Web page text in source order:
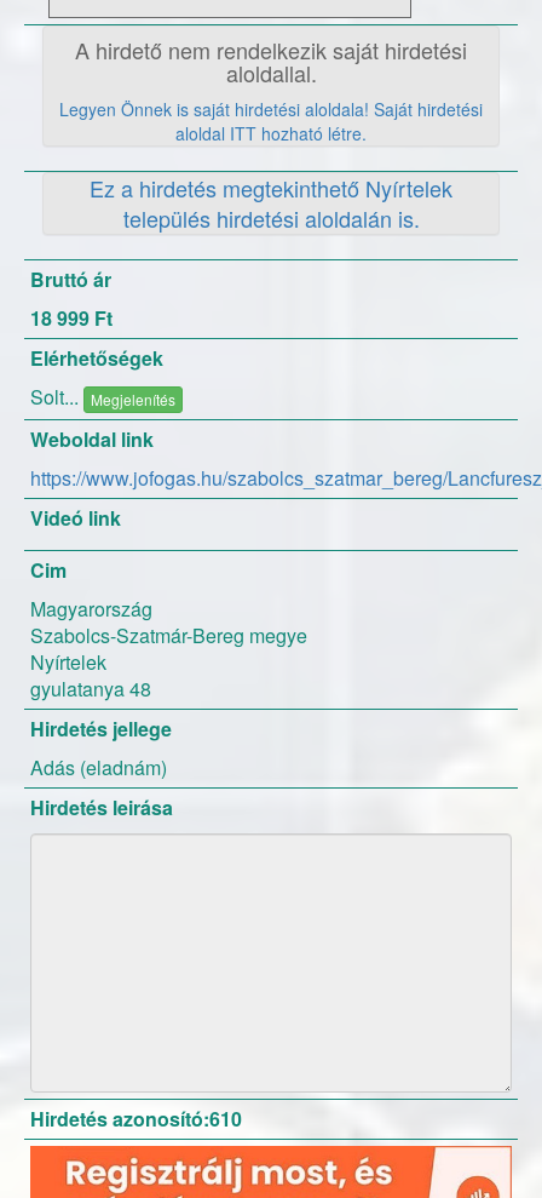
A hirdető nem rendelkezik saját hirdetési
aloldallal.
Legyen Önnek is saját hirdetési aloldala! Saját hirdetési
aloldal ITT hozható létre.
Ez a hirdetés megtekinthető Nyírtelek
település hirdetési aloldalán is.
Bruttó ár
18 999 Ft
Elérhetőségek
Solt...
Megjelenítés
Weboldal link
https://www.jofogas.hu/szabolcs_szatmar_bereg/
Videó link
Cim
Magyarország
Szabolcs-Szatmár-Bereg megye
Nyírtelek
gyulatanya 48
Hirdetés jellege
Adás (eladnám)
Hirdetés leirása
Hirdetés azonosító:610